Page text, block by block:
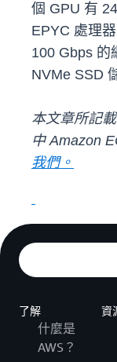
個 GPU 有
EPYC 處理
100 Gbps 的
NVMe SSD
本文章所記
中 Amazon
我們。
了解
什麼是
AWS？
資